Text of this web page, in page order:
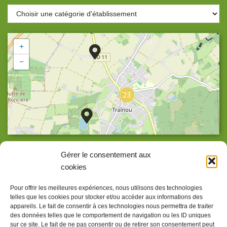
Gérer le consentement aux
cookies
Pour offrir les meilleures expériences, nous utilisons des technologies
telles que les cookies pour stocker et/ou accéder aux informations des
appareils. Le fait de consentir à ces technologies nous permettra de traiter
des données telles que le comportement de navigation ou les ID uniques
sur ce site. Le fait de ne pas consentir ou de retirer son consentement peut
23
+
−
Accueil
Accessibilité